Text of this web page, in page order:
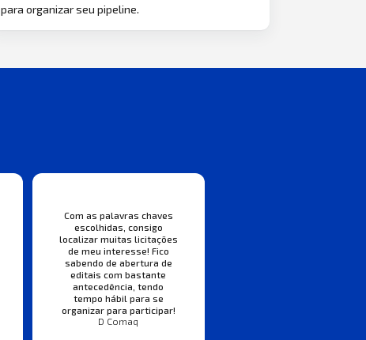
para organizar seu pipeline.
Com as palavras chaves
escolhidas, consigo
localizar muitas licitações
de meu interesse! Fico
sabendo de abertura de
editais com bastante
antecedência, tendo
tempo hábil para se
organizar para participar!
D Comaq